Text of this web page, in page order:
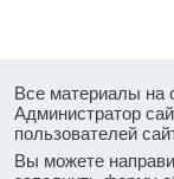
Все материалы на
Администратор
пользователей
Вы можете